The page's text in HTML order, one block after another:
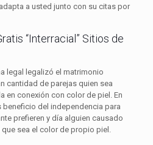
a usted junto con su citas por
“Interracial” Sitios de
legal legalizó el matrimonio
cantidad de parejas quien sea
en conexión con color de piel. En
del independencia para
prefieren y día alguien causado
sea el color de propio piel.